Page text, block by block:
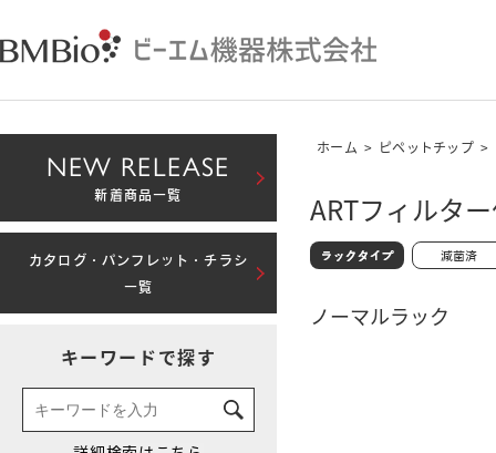
ホーム > ピペットチップ >
ARTフィルタ
ノーマルラック
NEW RELEASE
新着商品一覧
カタログ・パンフレット・チラシ
一覧
キーワードで探す